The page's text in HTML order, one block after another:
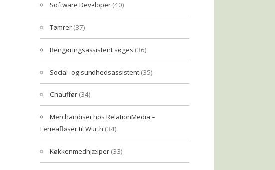
Software Developer (40)
Tømrer (37)
Rengøringsassistent søges (36)
Social- og sundhedsassistent (35)
Chauffør (34)
Merchandiser hos RelationMedia –
Ferieafløser til Würth (34)
Køkkenmedhjælper (33)